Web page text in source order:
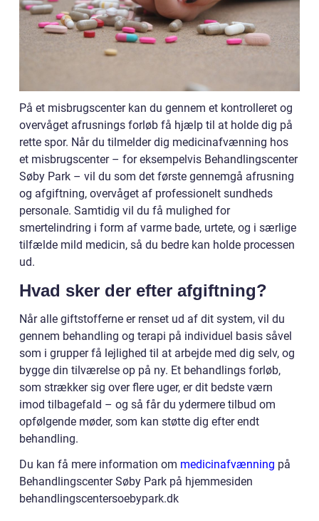
På et misbrugscenter kan du gennem et kontrolleret og
overvåget afrusnings forløb få hjælp til at holde dig på
rette spor. Når du tilmelder dig medicinafvænning hos
et misbrugscenter – for eksempelvis Behandlingscenter
Søby Park – vil du som det første gennemgå afrusning
og afgiftning, overvåget af professionelt sundheds
personale. Samtidig vil du få mulighed for
smertelindring i form af varme bade, urtete, og i særlige
tilfælde mild medicin, så du bedre kan holde processen
ud.
Hvad sker der efter afgiftning?
Når alle giftstofferne er renset ud af dit system, vil du
gennem behandling og terapi på individuel basis såvel
som i grupper få lejlighed til at arbejde med dig selv, og
bygge din tilværelse op på ny. Et behandlings forløb,
som strækker sig over flere uger, er dit bedste værn
imod tilbagefald – og så får du ydermere tilbud om
opfølgende møder, som kan støtte dig efter endt
behandling.
Du kan få mere information om medicinafvænning på
Behandlingscenter Søby Park på hjemmesiden
behandlingscentersoebypark.dk